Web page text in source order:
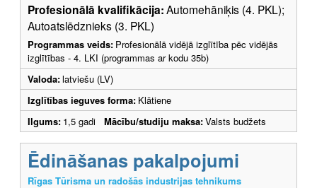
Profesionālā kvalifikācija:Automehāniķis (4. PKL);
Autoatslēdznieks (3. PKL)
Programmas veids: Profesionālā vidējā izglītība pēc vidējās
izglītības - 4. LKI (programmas ar kodu 35b)
Valoda:latviešu (LV)
Izglītības ieguves forma: Klātiene
Ilgums: 1,5 gadi Mācību/studiju maksa:Valsts budžets
Ēdināšanas pakalpojumi
Rīgas Tūrisma un radošās industrijas tehnikums